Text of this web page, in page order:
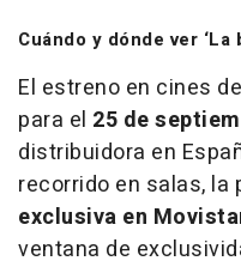
Cuándo y dónde ver ‘La
El estreno en cines
para el 25 de
distribuidora en
recorrido en salas, la
exclusiva en
ventana de